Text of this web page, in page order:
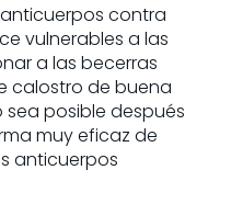
anticuerpos contra
vulnerables a las
a las becerras
calostro de buena
posible después
muy eficaz de
anticuerpos